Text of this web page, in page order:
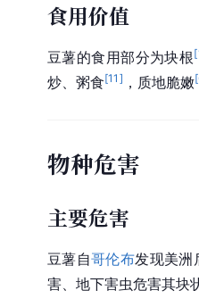
食用价值
豆薯的食用部分为块根[
炒、粥食[11 ] ，质地脆嫩[
物种危害
主要危害
豆薯自哥伦布发现美洲
害、地下害虫危害其块